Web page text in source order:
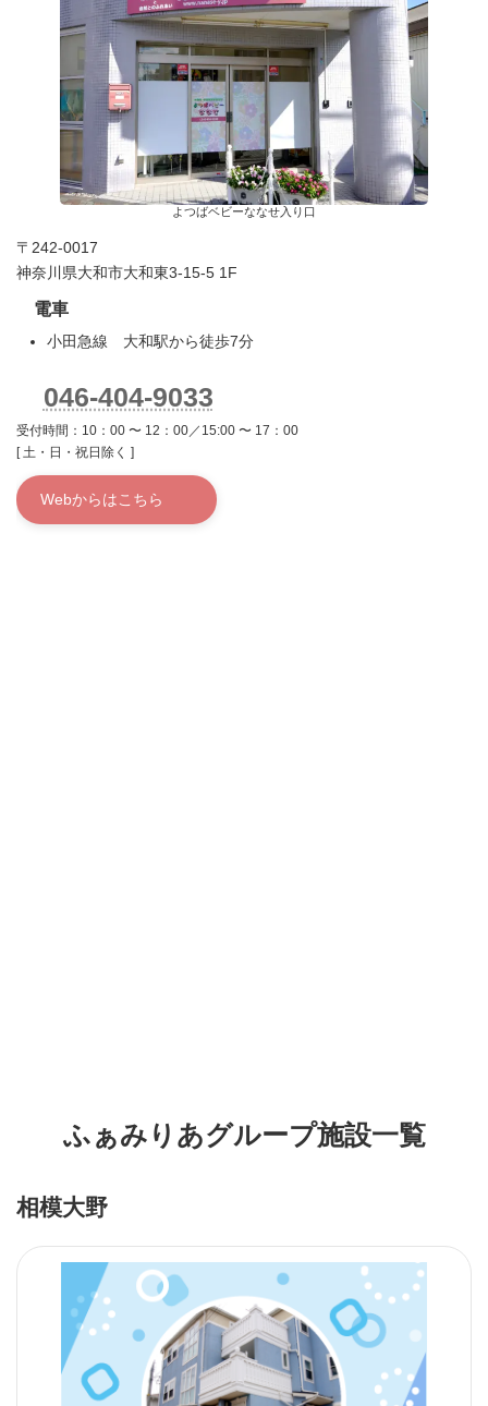
よつばベビーななせ入り口
〒242-0017
神奈川県大和市大和東3-15-5 1F
電車
小田急線 大和駅から徒歩7分
046-404-9033
受付時間：10：00 〜 12：00／15:00 〜 17：00
[ 土・日・祝日除く ]
Webからはこちら
ふぁみりあグループ施設一覧
相模大野